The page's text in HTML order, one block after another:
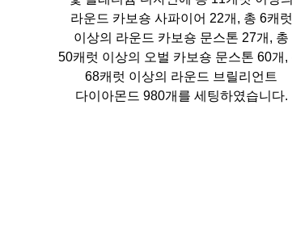
라운드 카보숑 사파이어 22개, 총 6캐럿
이상의 라운드 카보숑 문스톤 27개, 총
50캐럿 이상의 오벌 카보숑 문스톤 60개,
68캐럿 이상의 라운드 브릴리언트
다이아몬드 980개를 세팅하였습니다.